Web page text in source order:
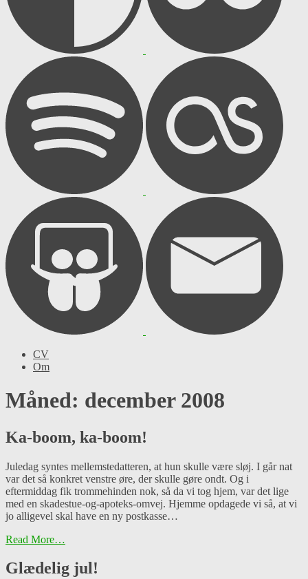
CV
Om
Måned: december 2008
Ka-boom, ka-boom!
Juledag syntes mellemstedatteren, at hun skulle være sløj. I går nat
var det så konkret venstre øre, der skulle gøre ondt. Og i
eftermiddag fik trommehinden nok, så da vi tog hjem, var det lige
med en skadestue-og-apoteks-omvej. Hjemme opdagede vi så, at vi
jo alligevel skal have en ny postkasse…
Read More…
Glædelig jul!